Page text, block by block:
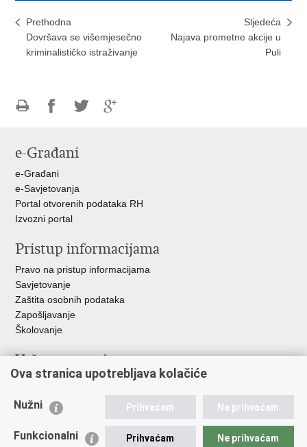
Prethodna
Dovršava se višemjesečno
kriminalističko istraživanje
Sljedeća
Najava prometne akcije u
Puli
FacebookuTwitteru
e-Građani
e-Građani
e-Savjetovanja
Portal otvorenih podataka RH
Izvozni portal
Pristup informacijama
Pravo na pristup informacijama
Savjetovanje
Zaštita osobnih podataka
Zapošljavanje
Školovanje
Važne poveznice
Ministarstvo unutarnjih poslova
Udruge
Policijska akademija
Ova stranica upotrebljava kolačiće
Nužni Prihvaćam Ne prihvaćam
Funkcionalni Prihvaćam Ne prihvaćam